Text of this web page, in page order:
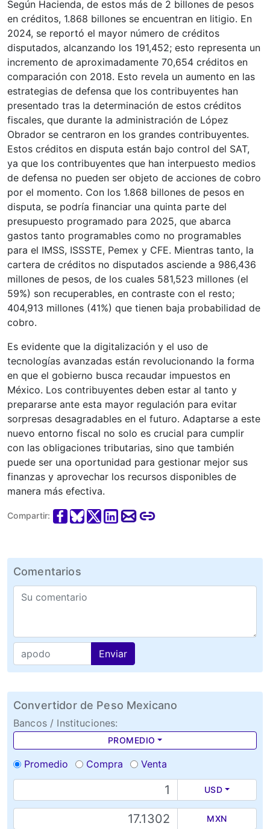
Según Hacienda, de estos más de 2 billones de pesos
en créditos, 1.868 billones se encuentran en litigio. En
2024, se reportó el mayor número de créditos
disputados, alcanzando los 191,452; esto representa un
incremento de aproximadamente 70,654 créditos en
comparación con 2018. Esto revela un aumento en las
estrategias de defensa que los contribuyentes han
presentado tras la determinación de estos créditos
fiscales, que durante la administración de López
Obrador se centraron en los grandes contribuyentes.
Estos créditos en disputa están bajo control del SAT,
ya que los contribuyentes que han interpuesto medios
de defensa no pueden ser objeto de acciones de cobro
por el momento. Con los 1.868 billones de pesos en
disputa, se podría financiar una quinta parte del
presupuesto programado para 2025, que abarca
gastos tanto programables como no programables
para el IMSS, ISSSTE, Pemex y CFE. Mientras tanto, la
cartera de créditos no disputados asciende a 986,436
millones de pesos, de los cuales 581,523 millones (el
59%) son recuperables, en contraste con el resto;
404,913 millones (41%) que tienen baja probabilidad de
cobro.
Es evidente que la digitalización y el uso de
tecnologías avanzadas están revolucionando la forma
en que el gobierno busca recaudar impuestos en
México. Los contribuyentes deben estar al tanto y
prepararse ante esta mayor regulación para evitar
sorpresas desagradables en el futuro. Adaptarse a este
nuevo entorno fiscal no solo es crucial para cumplir
con las obligaciones tributarias, sino que también
puede ser una oportunidad para gestionar mejor sus
finanzas y aprovechar los recursos disponibles de
manera más efectiva.
Compartir:
Comentarios
Enviar
Convertidor de Peso Mexicano
Bancos / Instituciones:
PROMEDIO
Promedio Compra Venta
USD
MXN